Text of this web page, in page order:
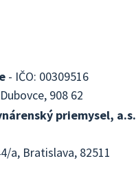
- IČO: 00309516
908 62
priemysel, a.s.
a, Bratislava, 82511